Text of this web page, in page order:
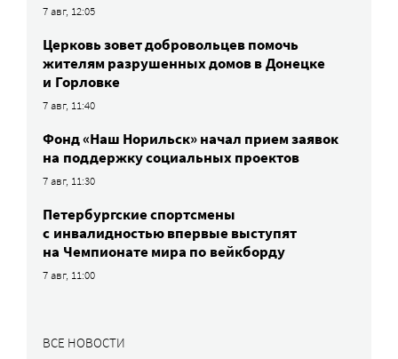
7 авг, 12:05
Церковь зовет добровольцев помочь
жителям разрушенных домов в Донецке
и Горловке
7 авг, 11:40
Фонд «Наш Норильск» начал прием заявок
на поддержку социальных проектов
7 авг, 11:30
Петербургские спортсмены
c инвалидностью впервые выступят
на Чемпионате мира по вейкборду
7 авг, 11:00
ВСЕ НОВОСТИ